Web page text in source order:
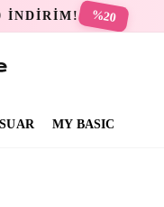
İNDİRİM! %20
MY BASIC